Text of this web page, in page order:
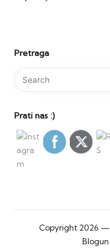
Pretraga
Prati nas :)
Copyright 2026 —